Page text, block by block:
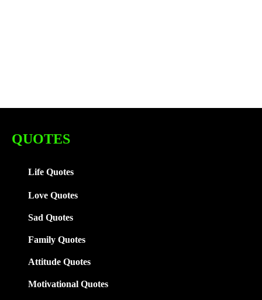
QUOTES
Life Quotes
Love Quotes
Sad Quotes
Family Quotes
Attitude Quotes
Motivational Quotes